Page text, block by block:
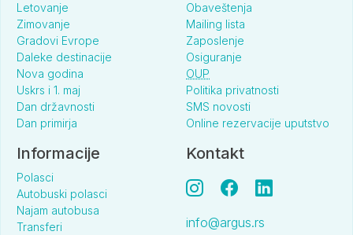
Letovanje
Zimovanje
Gradovi Evrope
Daleke destinacije
Nova godina
Uskrs i 1. maj
Dan državnosti
Dan primirja
Obaveštenja
Mailing lista
Zaposlenje
Osiguranje
OUP
Politika privatnosti
SMS novosti
Online rezervacije uputstvo
Informacije
Polasci
Autobuski polasci
Najam autobusa
Transferi
Kontakt
info@argus.rs